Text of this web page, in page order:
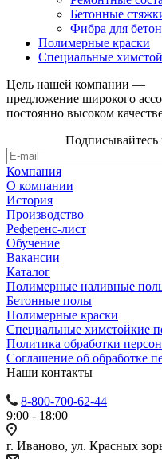
Бетонные
Фибра для
Полимерные краски
Специальные
Цель нашей компании —
предложение широкого
постоянно высоком
Подписывайтесь
Компания
О компании
История
Производство
Референс-лист
Обучение
Вакансии
Каталог
Полимерные наливные
Бетонные полы
Полимерные краски
Специальные химстойкие
Политика обработки
Cоглашение об обработке
Наши контакты
8-800-700-62-44
9:00 - 18:00
г. Иваново, ул. Красных